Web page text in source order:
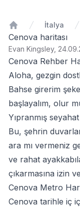
Ana Sayfa
İtalya
Cenova haritası
Evan Kingsley,
Cenova Rehber
Aloha, gezgin
Bahse girerim
başlayalım, olur
Yıpranmış
Bu, şehrin
ara mı vermeniz
ve rahat
çıkarmasına izin
Cenova Metro
Cenova tarihle iç